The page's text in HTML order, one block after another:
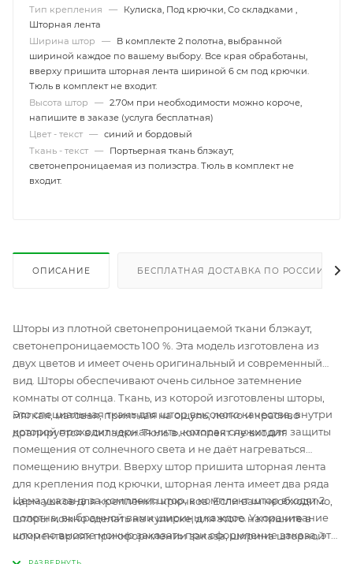
Тип крепления
—
Кулиска, Под крючки, Со складками ,
Шторная лента
Ширина штор
—
В комплекте 2 полотна, выбранной
шириной каждое по вашему выбору. Все края обработаны,
вверху пришита шторная лента шириной 6 см под крючки.
Тюль в комплект не входит.
Высота штор
— 2.70м при необходимости можно короче,
напишите в заказе (услуга бесплатная)
Цвет - текст — синий и бордовый
Ткань - текст —
Портьерная ткань блэкаут,
светонепроницаемая из полиэстра. Тюль в комплект не
входит.
ОПИСАНИЕ БЕСПЛАТНАЯ ДОСТАВКА ПО РОССИИ
Шторы из плотной светонепроницаемой ткани блэкаут,
светонепроницаемость 100 %. Эта модель изготовлена из
двух цветов и имеет очень оригинальный и современный
вид. Шторы обеспечивают очень сильное затемнение
комнаты от солнца. Ткань, из которой изготовлены шторы,
мягкая, матовая, приятная на ощупь, легко и красиво
драпируется в складки. Тюль в комплект не входит.
Это специальная ткань для штор высокого качества, внутри
которой проходит черная нить, которая служит для защиты
помещения от солнечного света и не даёт нагреваться
помещению внутри. Вверху штор пришита шторная лента
для крепления под крючки, шторная лента имеет два ряда
кармашков для крепления крючков. Если вам необходимо,
шторы можно сделать на кулиске, для этого напишите в
комментариях при оформлении заказа, ширина шторной
Цена указана за комплект штор, в комплект штор входят 2
полотна, выбранной вами ширины каждое. Укорачивание
штор по высоте можно заказать при оформление заказа, эта